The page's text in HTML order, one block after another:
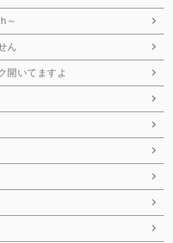
～
ん
開いてますよ